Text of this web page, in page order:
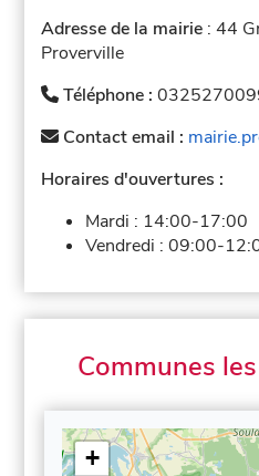
Adresse de la mairie : 44
Proverville
Téléphone :
Contact email :
Horaires d'ouvertures :
Mardi : 14:00-17:00
Vendredi :09:00-
Communes
+